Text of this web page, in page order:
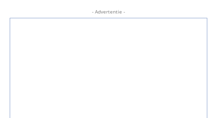
- Advertentie -